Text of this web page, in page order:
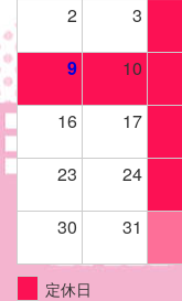
2 3
9 10
16 17
23 24
30 31
定休日